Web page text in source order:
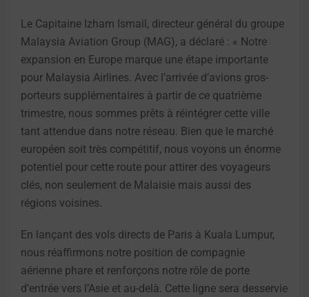
Le Capitaine Izham Ismail, directeur général du groupe
Malaysia Aviation Group (MAG), a déclaré : « Notre
expansion en Europe marque une étape importante
pour Malaysia Airlines. Avec l’arrivée d’avions gros-
porteurs supplémentaires à partir de ce quatrième
trimestre, nous sommes prêts à réintégrer cette ville
tant attendue dans notre réseau. Bien que le marché
européen soit très compétitif, nous voyons un énorme
potentiel pour cette route pour attirer des voyageurs
clés, non seulement de Malaisie mais aussi des
régions voisines.
En lançant des vols directs de Paris à Kuala Lumpur,
nous réaffirmons notre position de compagnie
aérienne phare et renforçons notre rôle de porte
d’entrée vers l’Asie et au-delà. Cette ligne sera desservie